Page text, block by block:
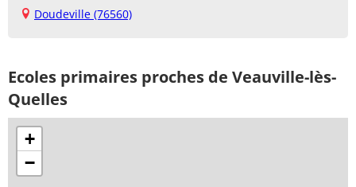
Doudeville (76560)
Ecoles primaires proches de Veauville-lès-
Quelles
+
−